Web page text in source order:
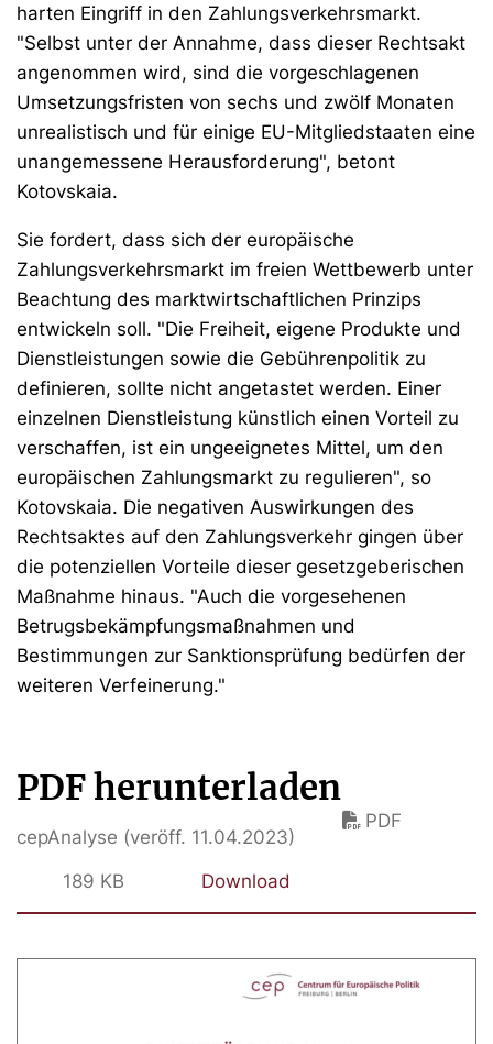
harten Eingriff in den Zahlungsverkehrsmarkt.
"Selbst unter der Annahme, dass dieser Rechtsakt
angenommen wird, sind die vorgeschlagenen
Umsetzungsfristen von sechs und zwölf Monaten
unrealistisch und für einige EU-Mitgliedstaaten eine
unangemessene Herausforderung", betont
Kotovskaia.
Sie fordert, dass sich der europäische
Zahlungsverkehrsmarkt im freien Wettbewerb unter
Beachtung des marktwirtschaftlichen Prinzips
entwickeln soll. "Die Freiheit, eigene Produkte und
Dienstleistungen sowie die Gebührenpolitik zu
definieren, sollte nicht angetastet werden. Einer
einzelnen Dienstleistung künstlich einen Vorteil zu
verschaffen, ist ein ungeeignetes Mittel, um den
europäischen Zahlungsmarkt zu regulieren", so
Kotovskaia. Die negativen Auswirkungen des
Rechtsaktes auf den Zahlungsverkehr gingen über
die potenziellen Vorteile dieser gesetzgeberischen
Maßnahme hinaus. "Auch die vorgesehenen
Betrugsbekämpfungsmaßnahmen und
Bestimmungen zur Sanktionsprüfung bedürfen der
weiteren Verfeinerung."
PDF herunterladen
cepAnalyse (veröff. 11.04.2023)
PDF
189 KB Download